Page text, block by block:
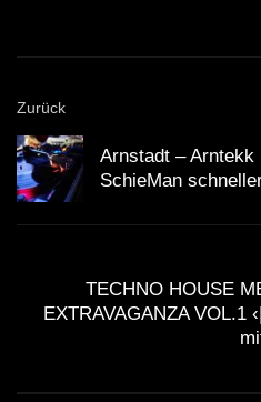
WINTERCLUB
TECHNO
Die Nachbarn
Zurück
Arnstadt – Arntekk
SchieMan
TECHNO HOUSE
EXTRAVAGANZA VOL.1